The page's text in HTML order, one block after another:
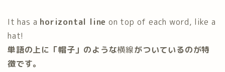
It has a horizontal line on top of each word, like a
hat!
単語の上に「帽子」のような横線がついているのが特
徴です。